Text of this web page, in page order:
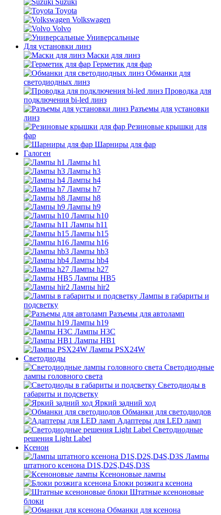
Suzuki
Toyota
Volkswagen
Volvo
Универсальные
Для установки линз
Маски для линз
Герметик для фар
Обманки для
светодиодных линз
Проводка для
подключения bi-led линз
Разъемы для установки
линз
Резиновые крышки для
фар
Шарниры для фар
Галоген
Лампы h1
Лампы h3
Лампы h4
Лампы h7
Лампы h8
Лампы h9
Лампы h10
Лампы h11
Лампы h15
Лампы h16
Лампы hb3
Лампы hb4
Лампы h27
Лампы HB5
Лампы hir2
Лампы в габариты и
подсветку
Разъемы для автоламп
Лампы h19
Лампы H3C
Лампы HB1
Лампы PSX24W
Светодиоды
Светодиодные
лампы головного света
Светодиоды в
габариты и подсветку
Яркий задний ход
Обманки для светодиодов
Адаптеры для LED ламп
Светодиодные
решения Light Label
Ксенон
Лампы
штатного ксенона D1S,D2S,D4S,D3S
Ксеноновые лампы
Блоки розжига ксенона
Штатные ксеноновые
блоки
Обманки для ксенона